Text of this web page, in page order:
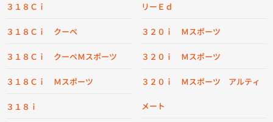
３１８Ｃｉ
３１８Ｃｉ クーペ
３１８Ｃｉ クーペＭスポーツ
３１８Ｃｉ Ｍスポーツ
３１８ｉ
リーＥｄ
３２０ｉ Ｍスポーツ
３２０ｉ Ｍスポーツ
３２０ｉ Ｍスポーツ アルティ
メート